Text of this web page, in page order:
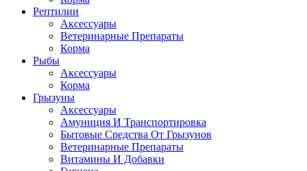
Рептилии
Аксессуары
Ветеринарные Препараты
Корма
Рыбы
Аксессуары
Корма
Грызуны
Аксессуары
Амуниция И Транспортировка
Бытовые Средства От Грызунов
Ветеринарные Препараты
Витамины И Добавки